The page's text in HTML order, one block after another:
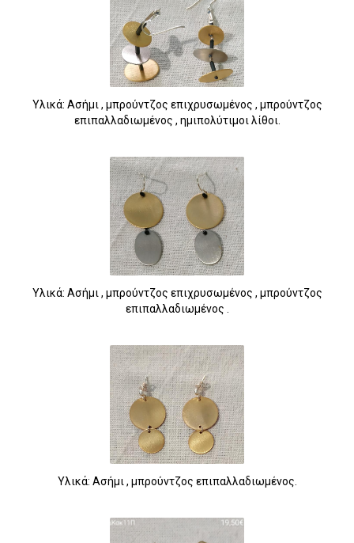
Υλικά: Ασήμι , μπρούντζος επιχρυσωμένος , μπρούντζος
επιπαλλαδιωμένος , ημιπολύτιμοι λίθοι.
Υλικά: Ασήμι , μπρούντζος επιχρυσωμένος , μπρούντζος
επιπαλλαδιωμένος .
Υλικά: Ασήμι , μπρούντζος επιπαλλαδιωμένος.